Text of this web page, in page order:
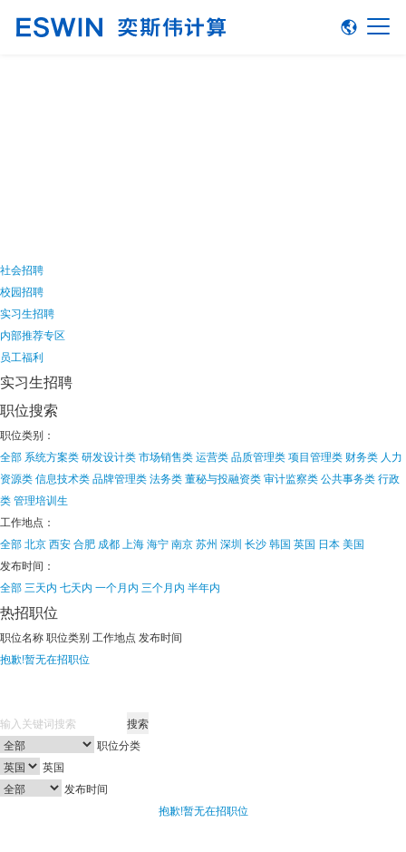
社会招聘
校园招聘
实习生招聘
内部推荐专区
员工福利
实习生招聘
职位搜索
职位类别：
全部 系统方案类研发设计类市场销售类运营类品质管理类项目管理类 财务类 人力
资源类信息技术类品牌管理类法务类董秘与投融资类审计监察类公共事务类行政
类管理培训生
工作地点：
全部北京西安合肥 成都 上海海宁南京苏州 深圳 长沙韩国 英国 日本美国
发布时间：
全部 三天内 七天内 一个月内 三个月内 半年内
热招职位
职位名称职位类别 工作地点 发布时间
抱歉!暂无在招职位
搜索
职位分类
英国
发布时间
抱歉!暂无在招职位